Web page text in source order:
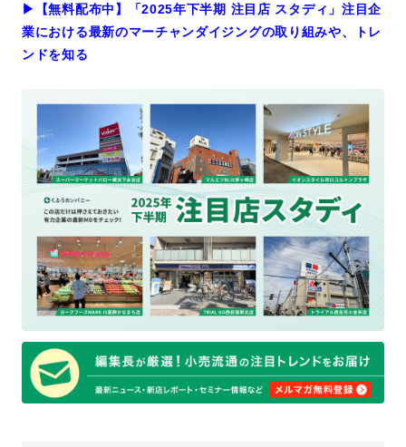
▶︎【無料配布中】「2025年下半期 注目店 スタディ」注目企
業における最新のマーチャンダイジングの取り組みや、トレ
ンドを知る